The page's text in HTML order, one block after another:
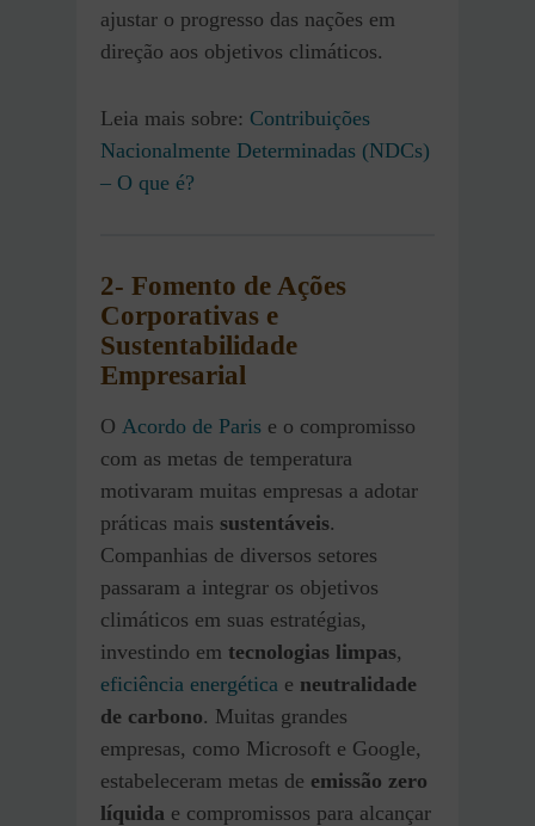
ajustar o progresso das nações em
direção aos objetivos climáticos.
Leia mais sobre: Contribuições
Nacionalmente Determinadas (NDCs)
– O que é?
2- Fomento de Ações
Corporativas e
Sustentabilidade
Empresarial
O Acordo de Paris e o compromisso
com as metas de temperatura
motivaram muitas empresas a adotar
práticas mais sustentáveis.
Companhias de diversos setores
passaram a integrar os objetivos
climáticos em suas estratégias,
investindo em tecnologias limpas,
eficiência energética e neutralidade
de carbono. Muitas grandes
empresas, como Microsoft e Google,
estabeleceram metas de emissão zero
líquida e compromissos para alcançar